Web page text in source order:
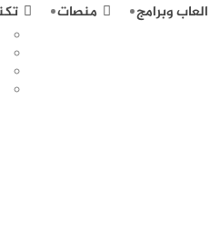
العاب وبرامج منصات